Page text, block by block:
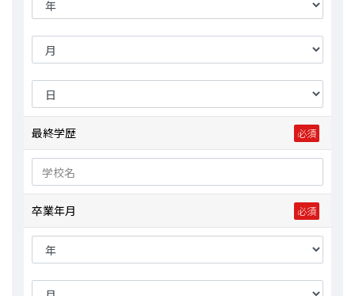
最終学歴
卒業年月